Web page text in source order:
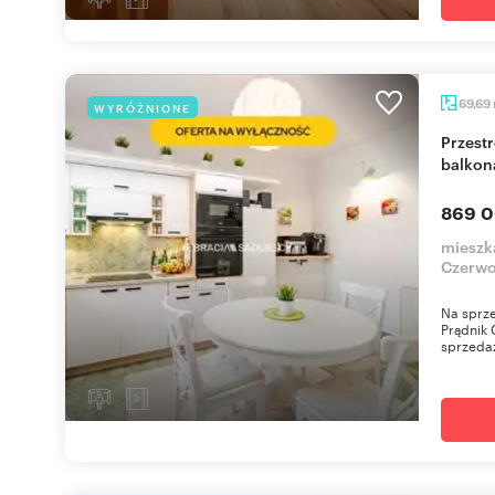
WYRÓŻNIONE 69,69
Przestronne 3-pokojowe mieszkanie 70 m² z
869
Na
Prądnik